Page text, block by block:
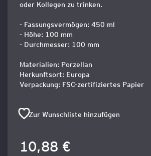
oder Kollegen zu trinken.
- Fassungsvermögen: 450 ml
- Höhe: 100 mm
- Durchmesser: 100 mm
Materialien: Porzellan
Herkunftsort: Europa
Verpackung: FSC-zertifiziertes Papier
Zur Wunschliste hinzufügen
10,88 €